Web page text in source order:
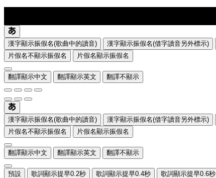
漢字顯示振假名(歌曲中的讀音) 漢字顯示振假名(借字讀音另外標示)
片假名不顯示振假名
片假名顯示振假名
翻譯顯示中文 翻譯顯示英文 翻譯不顯示
漢字顯示振假名(歌曲中的讀音) 漢字顯示振假名(借字讀音另外標示)
片假名不顯示振假名
片假名顯示振假名
翻譯顯示中文 翻譯顯示英文 翻譯不顯示
預設 歌詞顯示提早0.2秒 歌詞顯示提早0.4秒 歌詞顯示提早0.6秒